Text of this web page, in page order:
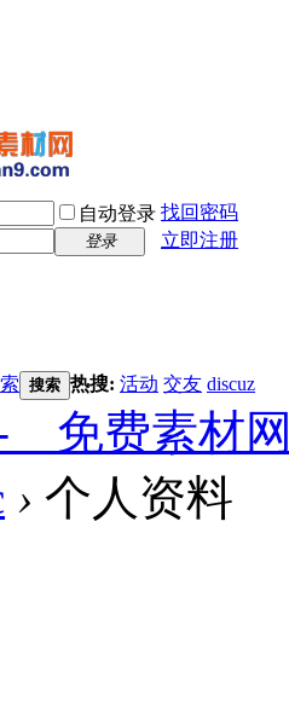
自动登录 找回密码
登录
立即注册
搜索 热搜: 活动 交友 discuz
免费素材
› 个人资料